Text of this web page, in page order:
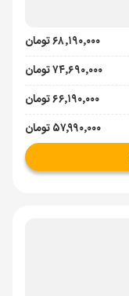
۶۸٬۱۹۰٬۰۰۰ تومان
۷۴٬۶۹۰٬۰۰۰ تومان
۶۶٬۱۹۰٬۰۰۰ تومان
۵۷٬۹۹۰٬۰۰۰ تومان